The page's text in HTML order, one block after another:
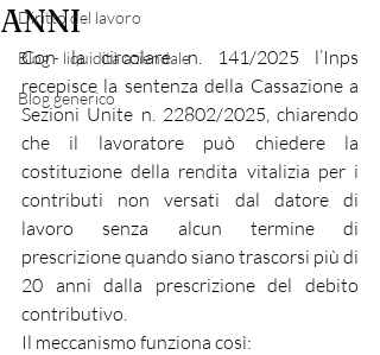
Diritto del lavoro
Blog - liquidità aziendale
Blog generico
ANNI
Con la circolare n. 141/2025 l’Inps
recepisce la sentenza della Cassazione a
Sezioni Unite n. 22802/2025, chiarendo
che il lavoratore può chiedere la
costituzione della rendita vitalizia per i
contributi non versati dal datore di
lavoro senza alcun termine di
prescrizione quando siano trascorsi più di
20 anni dalla prescrizione del debito
contributivo.
Il meccanismo funziona così: